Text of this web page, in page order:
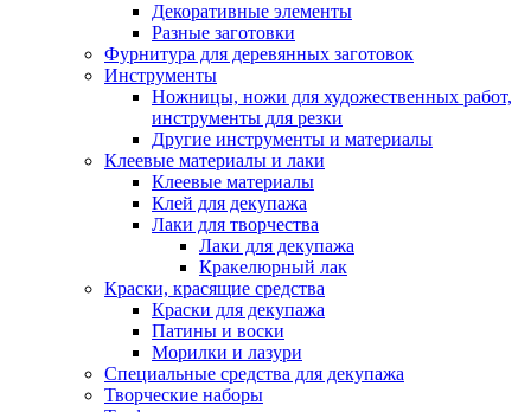
Декоративные элементы
Разные заготовки
Фурнитура для деревянных заготовок
Инструменты
Ножницы, ножи для художественных работ,
инструменты для резки
Другие инструменты и материалы
Клеевые материалы и лаки
Клеевые материалы
Клей для декупажа
Лаки для творчества
Лаки для декупажа
Кракелюрный лак
Краски, красящие средства
Краски для декупажа
Патины и воски
Морилки и лазури
Специальные средства для декупажа
Творческие наборы